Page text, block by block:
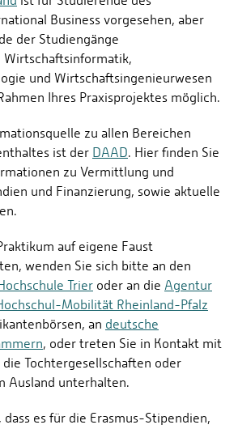
Business vorgesehen, aber
der Studiengänge
und Wirtschaftsingenieurwesen
Ihres Praxisprojektes möglich.
zu allen Bereichen
ist der DAAD. Hier finden Sie
zu Vermittlung und
und Finanzierung, sowie aktuelle
auf eigene Faust
wenden Sie sich bitte an den
Trier oder an die Agentur
Mobilität Rheinland-Pfalz
an deutsche
, oder treten Sie in Kontakt mit
Tochtergesellschaften oder
Ausland unterhalten.
es für die Erasmus-Stipendien,